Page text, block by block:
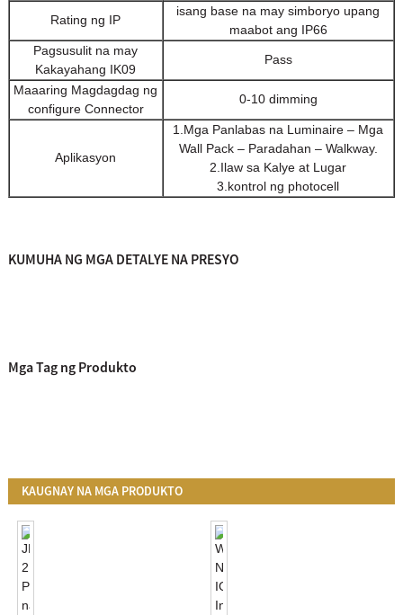
Rating ng IP
isang base na may simboryo upang
maabot ang IP66
Pagsusulit na may
Kakayahang IK09
Pass
Maaaring Magdagdag ng
configure Connector
0-10 dimming
Aplikasyon
1.Mga Panlabas na Luminaire – Mga
Wall Pack – Paradahan – Walkway.
2.Ilaw sa Kalye at Lugar
3.kontrol ng photocell
KUMUHA NG MGA DETALYE NA PRESYO
Mga Tag ng Produkto
KAUGNAY NA MGA PRODUKTO